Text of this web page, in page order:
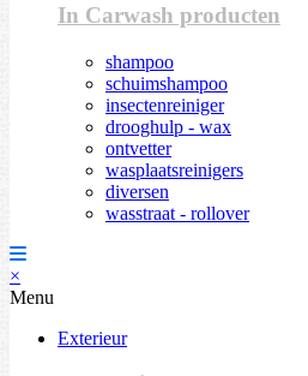
In Carwash producten
shampoo
schuimshampoo
insectenreiniger
drooghulp - wax
ontvetter
wasplaatsreinigers
diversen
wasstraat - rollover
×
Menu
Exterieur